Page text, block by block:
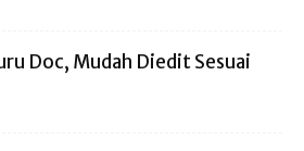
Doc, Mudah Diedit Sesuai